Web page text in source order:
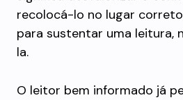
recolocá-lo no lugar
para sustentar uma leitura,
la.
O leitor bem informado já